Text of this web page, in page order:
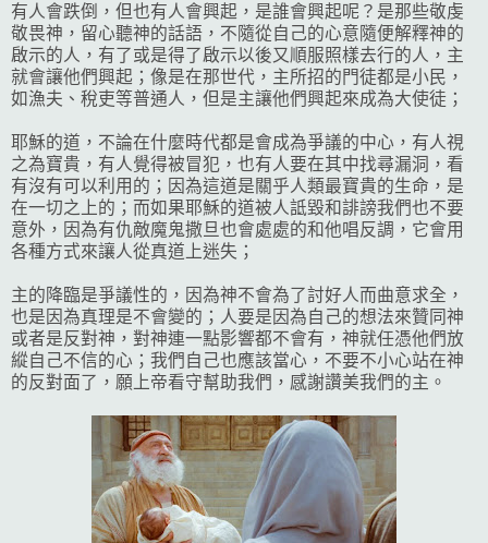
有人會跌倒，但也有人會興起，是誰會興起呢？是那些敬虔
敬畏神，留心聽神的話語，不隨從自己的心意隨便解釋神的
啟示的人，有了或是得了啟示以後又順服照樣去行的人，主
就會讓他們興起；像是在那世代，主所招的門徒都是小民，
如漁夫、稅吏等普通人，但是主讓他們興起來成為大使徒；
耶穌的道，不論在什麼時代都是會成為爭議的中心，有人視
之為寶貴，有人覺得被冒犯，也有人要在其中找尋漏洞，看
有沒有可以利用的；因為這道是關乎人類最寶貴的生命，是
在一切之上的；而如果耶穌的道被人詆毀和誹謗我們也不要
意外，因為有仇敵魔鬼撒旦也會處處的和他唱反調，它會用
各種方式來讓人從真道上迷失；
主的降臨是爭議性的，因為神不會為了討好人而曲意求全，
也是因為真理是不會變的；人要是因為自己的想法來贊同神
或者是反對神，對神連一點影響都不會有，神就任憑他們放
縱自己不信的心；我們自己也應該當心，不要不小心站在神
的反對面了，願上帝看守幫助我們，感謝讚美我們的主。